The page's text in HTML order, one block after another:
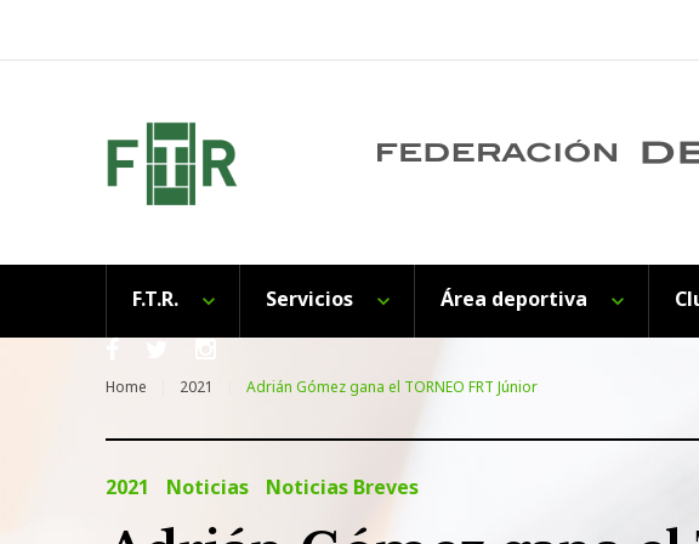
F.T.R. Servicios Área deportiva
Home 2021 Adrián Gómez gana el TORNEO FRT Júnior
2021 Noticias Noticias Breves